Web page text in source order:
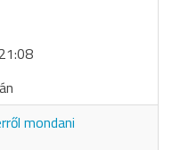
mondani